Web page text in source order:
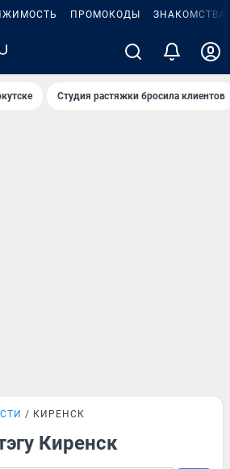
ПРОМОКОДЫ ЗНАКОМСТВА
Студия растяжки бросила клиентов
КИРЕНСК
Киренск